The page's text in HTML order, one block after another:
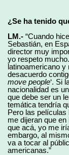
¿Se ha tenido
LM.- “Cuando hice
Sebastián, en
director muy
yo respeto
latinoamericano y
desacuerdo
move people‘. Si
nacionalidad es
que debe ser un
temática tendría
Pero las
me dijeran que
que acá, yo me
embargo, al
va a tocar al
americanas.”